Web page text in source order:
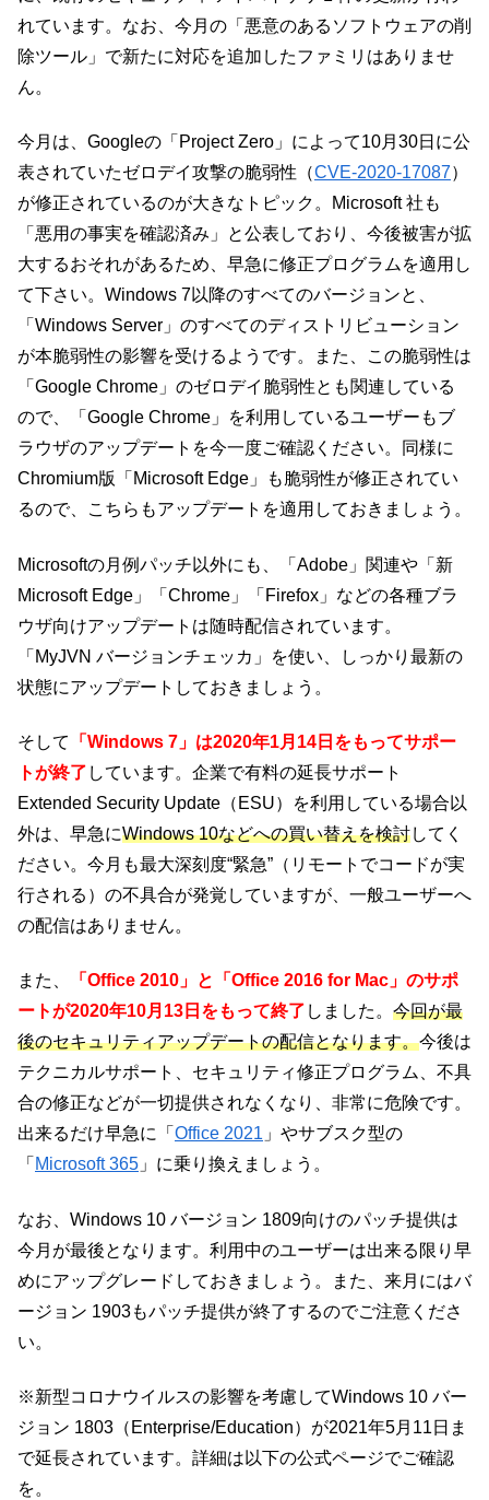
れています。なお、今月の「悪意のあるソフトウェアの削
除ツール」で新たに対応を追加したファミリはありませ
ん。
今月は、Googleの「Project Zero」によって10月30日に公
表されていたゼロデイ攻撃の脆弱性（CVE-2020-17087）
が修正されているのが大きなトピック。Microsoft 社も
「悪用の事実を確認済み」と公表しており、今後被害が拡
大するおそれがあるため、早急に修正プログラムを適用し
て下さい。Windows 7以降のすべてのバージョンと、
「Windows Server」のすべてのディストリビューション
が本脆弱性の影響を受けるようです。また、この脆弱性は
「Google Chrome」のゼロデイ脆弱性とも関連している
ので、「Google Chrome」を利用しているユーザーもブ
ラウザのアップデートを今一度ご確認ください。同様に
Chromium版「Microsoft Edge」も脆弱性が修正されてい
るので、こちらもアップデートを適用しておきましょう。
Microsoftの月例パッチ以外にも、「Adobe」関連や「新
Microsoft Edge」「Chrome」「Firefox」などの各種ブラ
ウザ向けアップデートは随時配信されています。
「MyJVN バージョンチェッカ」を使い、しっかり最新の
状態にアップデートしておきましょう。
そして
「Windows 7」は2020年1月14日をもってサポー
トが終了 しています。企業で有料の延長サポート
Extended Security Update（ESU）を利用している場合以
外は、早急にWindows 10などへの買い替えを検討してく
ださい。今月も最大深刻度“緊急”（リモートでコードが実
行される）の不具合が発覚していますが、一般ユーザーへ
の配信はありません。
また、
「Office 2010」と「Office 2016 for Mac」のサポ
ートが2020年10月13日をもって終了 しました。 今回が最
後のセキュリティアップデートの配信となります。今後は
テクニカルサポート、セキュリティ修正プログラム、不具
合の修正などが一切提供されなくなり、非常に危険です。
出来るだけ早急に「 Office 2021 」やサブスク型の
「 Microsoft 365 」に乗り換えましょう。
なお、Windows 10 バージョン 1809向けのパッチ提供は
今月が最後となります。利用中のユーザーは出来る限り早
めにアップグレードしておきましょう。また、来月にはバ
ージョン 1903もパッチ提供が終了するのでご注意くださ
い。
※新型コロナウイルスの影響を考慮してWindows 10 バー
ジョン 1803（Enterprise/Education）が2021年5月11日ま
で延長されています。詳細は以下の公式ページでご確認
を。